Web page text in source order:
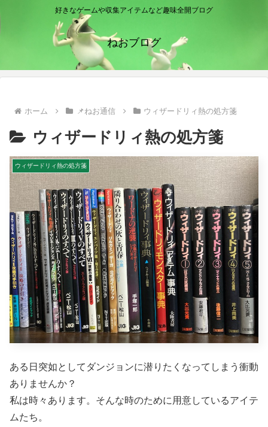
好きなゲームや収集アイテムなど趣味全開ブログ
ねおブログ
ホーム 📌ねお通信 ウィザードリィ熱の処方箋
ウィザードリィ熱の処方箋
ウィザードリィ熱の処方箋
ある日突如としてダンジョンに潜りたくなってしまう衝動
ありませんか？
私は時々あります。そんな時のために用意しているアイテ
ムたち。